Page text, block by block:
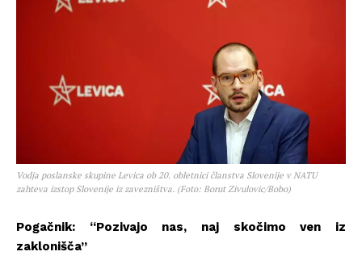
Vodja poslanske skupine Levica ob 20. obletnici članstva Slovenije v NATU
zahteva izstop Slovenije iz zavezništva. (Foto: Borut Zivulovic/Bobo)
Pogačnik: “Pozivajo nas, naj skočimo ven iz
zaklonišča”